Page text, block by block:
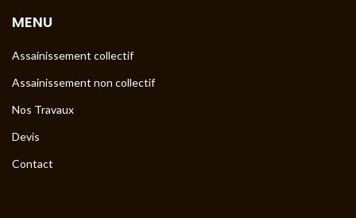
MENU
Assainissement collectif
Assainissement non collectif
Nos Travaux
Devis
Contact